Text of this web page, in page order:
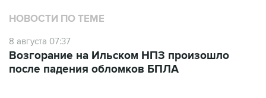
НОВОСТИ ПО ТЕМЕ
8 августа 07:37
Возгорание на Ильском НПЗ произошло
после падения обломков БПЛА